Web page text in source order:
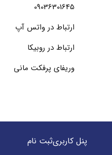
09036301645
ارتباط در واتس آپ
ارتباط در روبیکا
وریفای پرفکت مانی
پنل کاربریثبت نام